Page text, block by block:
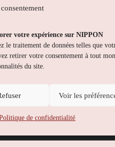
votre expérience sur NIPPON
le traitement de données telles que
retirer votre consentement à tout
du site.
Voir les
de confidentialité